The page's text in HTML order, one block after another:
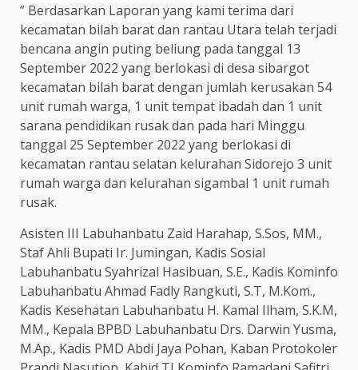
” Berdasarkan Laporan yang kami terima dari
kecamatan bilah barat dan rantau Utara telah terjadi
bencana angin puting beliung pada tanggal 13
September 2022 yang berlokasi di desa sibargot
kecamatan bilah barat dengan jumlah kerusakan 54
unit rumah warga, 1 unit tempat ibadah dan 1 unit
sarana pendidikan rusak dan pada hari Minggu
tanggal 25 September 2022 yang berlokasi di
kecamatan rantau selatan kelurahan Sidorejo 3 unit
rumah warga dan kelurahan sigambal 1 unit rumah
rusak.
Asisten III Labuhanbatu Zaid Harahap, S.Sos, MM.,
Staf Ahli Bupati Ir. Jumingan, Kadis Sosial
Labuhanbatu Syahrizal Hasibuan, S.E., Kadis Kominfo
Labuhanbatu Ahmad Fadly Rangkuti, S.T, M.Kom.,
Kadis Kesehatan Labuhanbatu H. Kamal Ilham, S.K.M,
MM., Kepala BPBD Labuhanbatu Drs. Darwin Yusma,
M.Ap., Kadis PMD Abdi Jaya Pohan, Kaban Protokoler